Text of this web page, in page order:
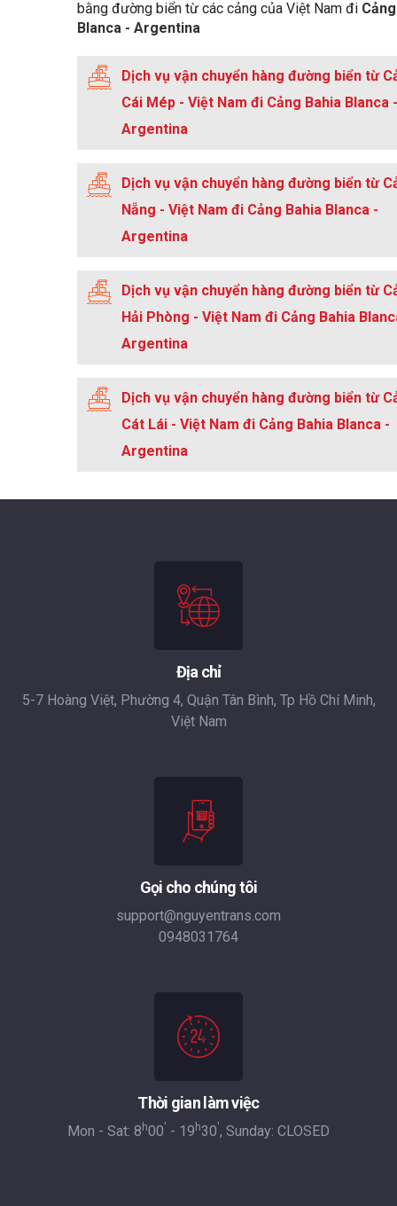
Harbor Type:Coastal Natural
bằng đường biển từ các cảng của Việt Nam đi
Blanca - Argentina
Dịch vụ vận chuyển hàng đường biển từ
Cái Mép - Việt Nam đi Cảng Bahia Blanca -
Argentina
Dịch vụ vận chuyển hàng đường biển từ
Nẵng - Việt Nam đi Cảng Bahia Blanca -
Argentina
Dịch vụ vận chuyển hàng đường biển từ
Hải Phòng - Việt Nam đi Cảng Bahia
Argentina
Dịch vụ vận chuyển hàng đường biển từ
Cát Lái - Việt Nam đi Cảng Bahia Blanca -
Argentina
Địa chỉ
5-7 Hoàng Việt, Phường 4, Quận Tân Bình, Tp Hồ Chí Minh,
Việt Nam
Gọi cho chúng tôi
support@nguyentrans.com
0948031764
Thời gian làm việc
Mon - Sat: 8 h00' - 19 h30', Sunday: CLOSED